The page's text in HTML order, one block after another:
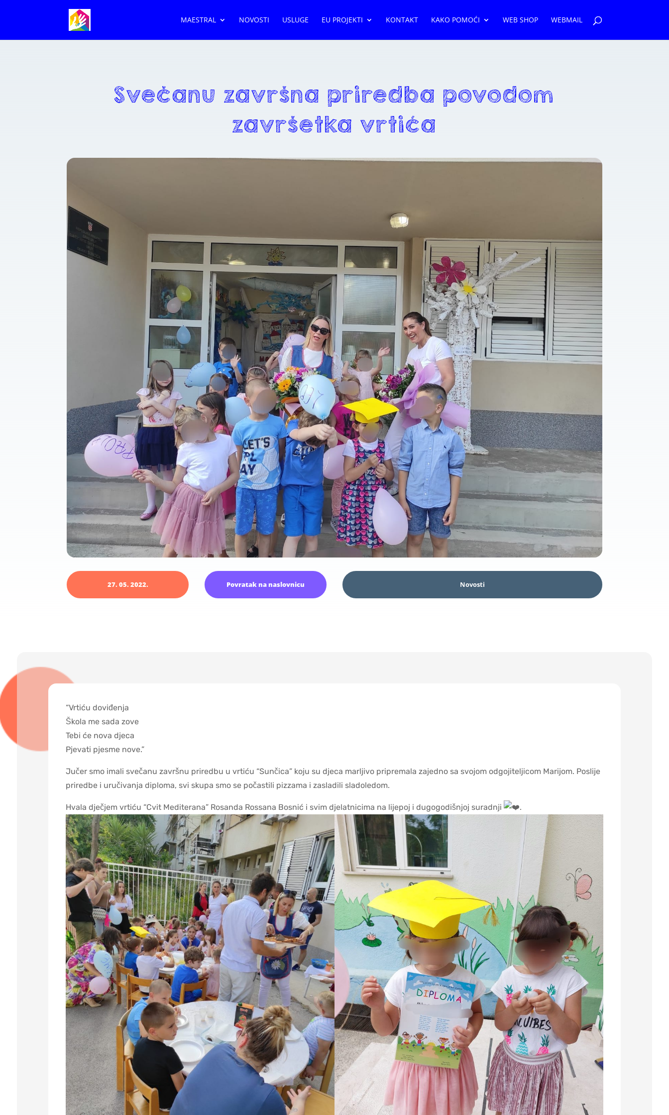
MAESTRAL NOVOSTI USLUGE EU PROJEKTI KONTAKT KAKO POMOĆI WEB SHOP WEBMAIL
Svečanu završna priredba povodom
završetka vrtića
27. 05. 2022. Povratak na naslovnicu Novosti
“Vrtiću doviđenja
Škola me sada zove
Tebi će nova djeca
Pjevati pjesme nove.”
Jučer smo imali svečanu završnu priredbu u vrtiću “Sunčica” koju su djeca marljivo pripremala zajedno sa svojom odgojiteljicom Marijom. Poslije
priredbe i uručivanja diploma, svi skupa smo se počastili pizzama i zasladili sladoledom.
Hvala dječjem vrtiću “Cvit Mediterana” Rosanda Rossana Bosnić i svim djelatnicima na lijepoj i dugogodišnjoj suradnji .